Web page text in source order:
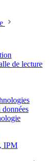
de lecture
IPM